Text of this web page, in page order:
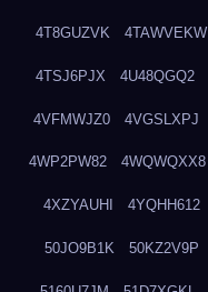
4T8GUZVK 4TAWVEKW
4TSJ6PJX 4U48QGQ2
4VFMWJZ0 4VGSLXPJ
4WP2PW82 4WQWQXX8
4XZYAUHI 4YQHH612
50JO9B1K 50KZ2V9P